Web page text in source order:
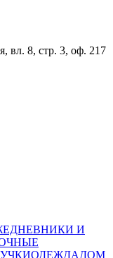
вл. 8, стр. 3, оф. 217
И
ОДЕЖДАДОМ